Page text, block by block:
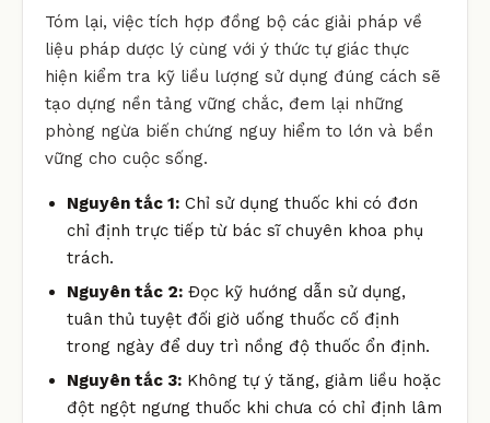
Tóm lại, việc tích hợp đồng bộ các giải pháp về
liệu pháp dược lý cùng với ý thức tự giác thực
hiện kiểm tra kỹ liều lượng sử dụng đúng cách sẽ
tạo dựng nền tảng vững chắc, đem lại những
phòng ngừa biến chứng nguy hiểm to lớn và bền
vững cho cuộc sống.
Nguyên tắc 1: Chỉ sử dụng thuốc khi có đơn
chỉ định trực tiếp từ bác sĩ chuyên khoa phụ
trách.
Nguyên tắc 2: Đọc kỹ hướng dẫn sử dụng,
tuân thủ tuyệt đối giờ uống thuốc cố định
trong ngày để duy trì nồng độ thuốc ổn định.
Nguyên tắc 3: Không tự ý tăng, giảm liều hoặc
đột ngột ngưng thuốc khi chưa có chỉ định lâm